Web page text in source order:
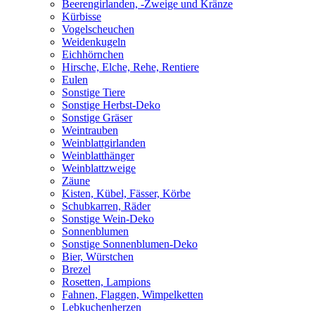
Beerengirlanden, -Zweige und Kränze
Kürbisse
Vogelscheuchen
Weidenkugeln
Eichhörnchen
Hirsche, Elche, Rehe, Rentiere
Eulen
Sonstige Tiere
Sonstige Herbst-Deko
Sonstige Gräser
Weintrauben
Weinblattgirlanden
Weinblatthänger
Weinblattzweige
Zäune
Kisten, Kübel, Fässer, Körbe
Schubkarren, Räder
Sonstige Wein-Deko
Sonnenblumen
Sonstige Sonnenblumen-Deko
Bier, Würstchen
Brezel
Rosetten, Lampions
Fahnen, Flaggen, Wimpelketten
Lebkuchenherzen